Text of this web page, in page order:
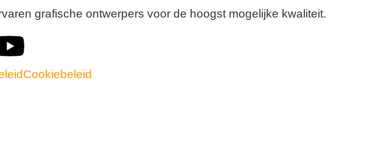
grafische ontwerpers voor de hoogst mogelijke kwaliteit.
Cookiebeleid